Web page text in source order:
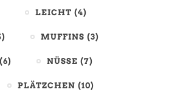
LEICHT (4)
MUFFINS (3)
(6) NÜSSE (7)
PLÄTZCHEN (10)